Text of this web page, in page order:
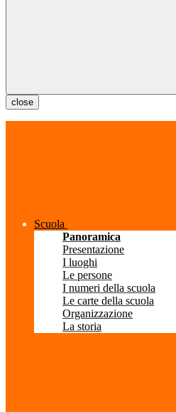
close
Scuola
Panoramica
Presentazione
I luoghi
Le persone
I numeri della scuola
Le carte della scuola
Organizzazione
La storia